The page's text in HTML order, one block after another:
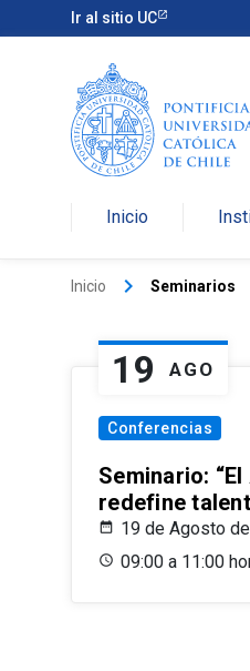
Ir al sitio UC
Inicio
Inicio keyboard_arrow_right Seminarios
19 AGO
Conferencias
Seminario:
redefine
19 de Agosto
09:00 a 11:00